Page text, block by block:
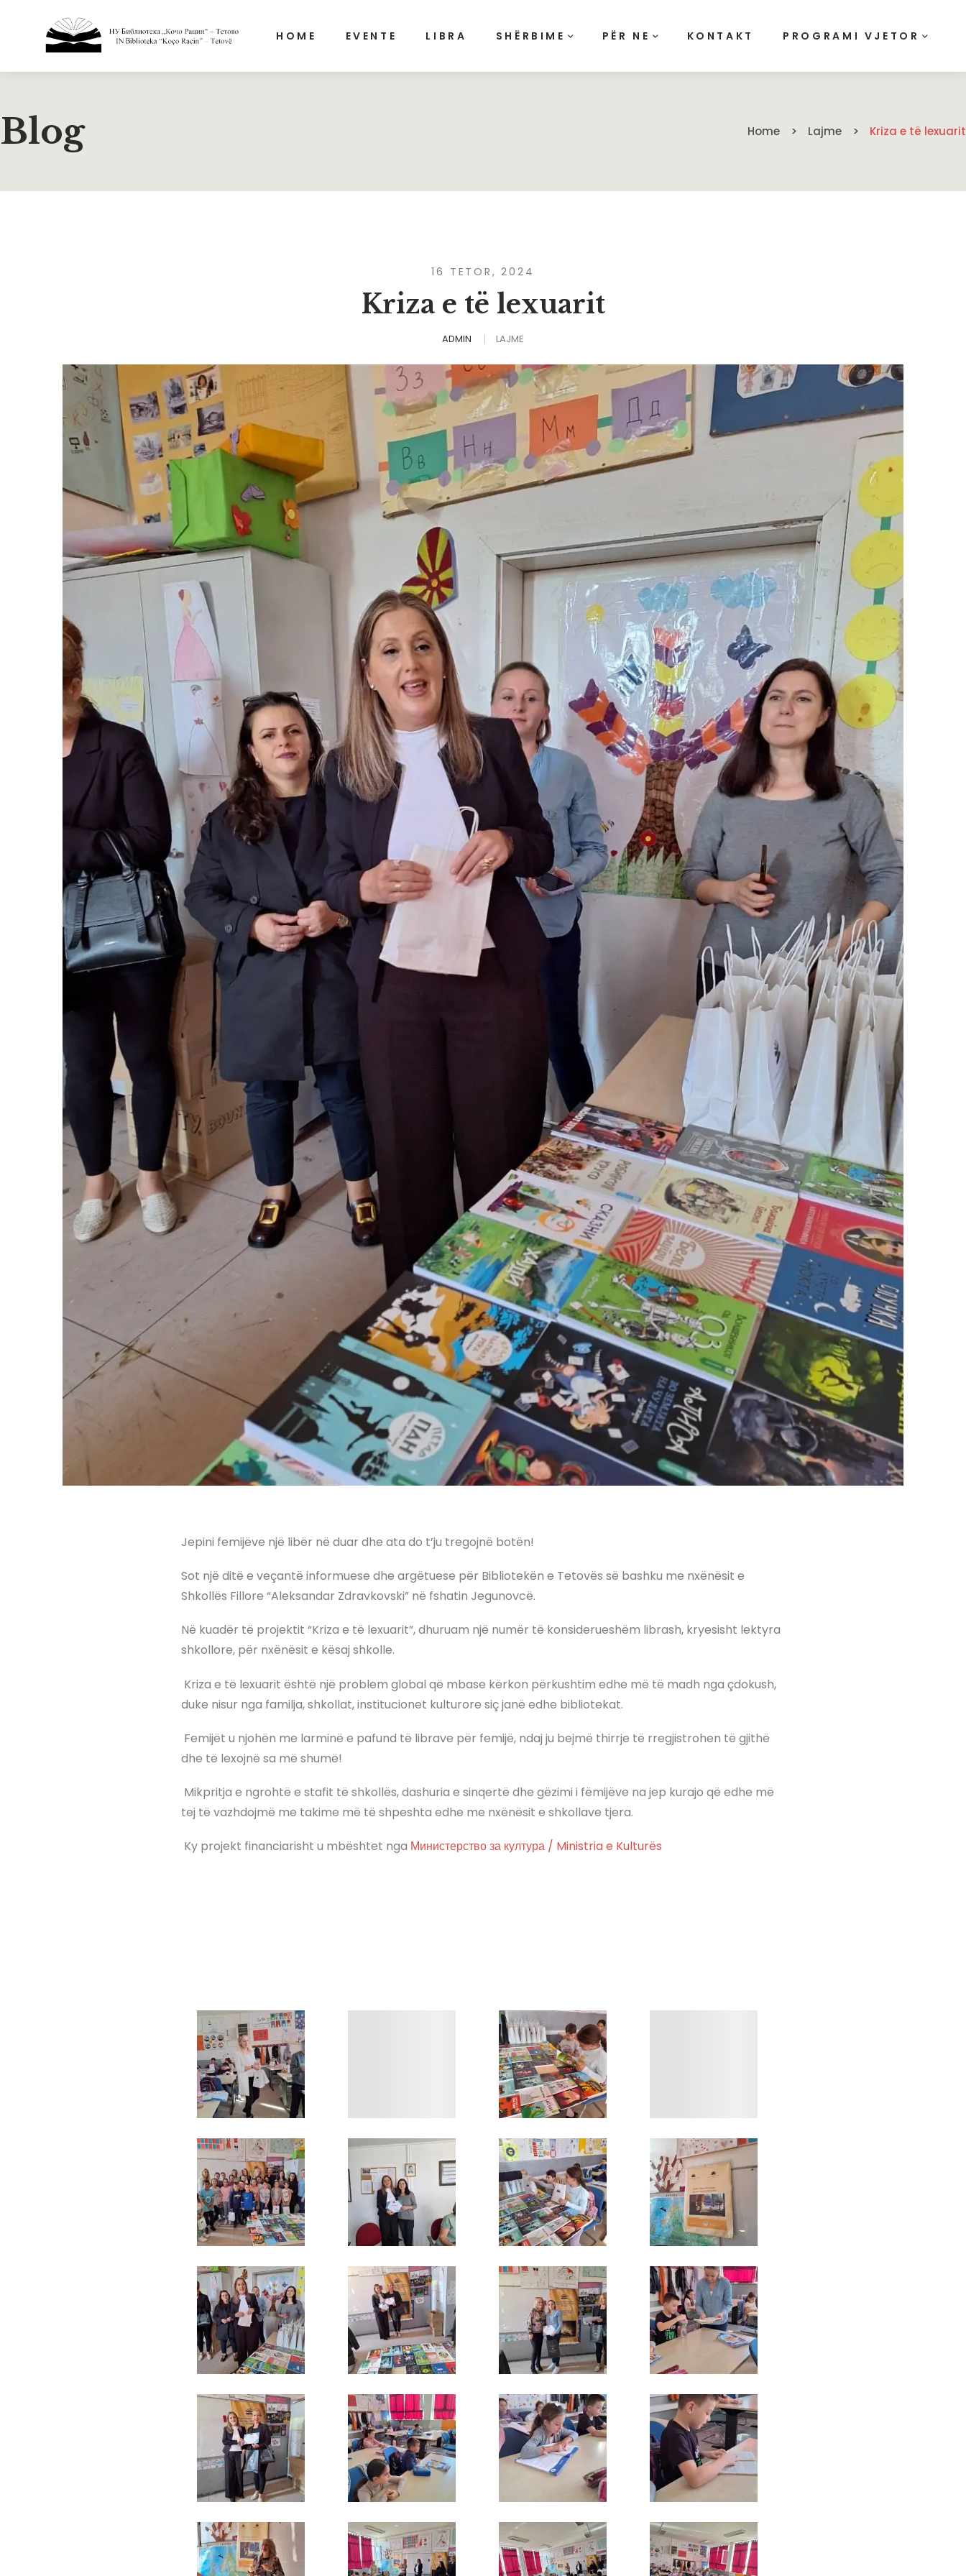
HOME EVENTE LIBRA SHËRBIME PËR NE KONTAKT PROGRAMI VJETOR
Blog Home Lajme Kriza e të lexuarit
16 TETOR, 2024
Kriza e të lexuarit
ADMIN LAJME
Jepini femijëve një libër në duar dhe ata do t’ju tregojnë botën!
Sot një ditë e veçantë informuese dhe argëtuese për Bibliotekën e Tetovës së bashku me nxënësit e
Shkollës Fillore “Aleksandar Zdravkovski” në fshatin Jegunovcë.
Në kuadër të projektit “Kriza e të lexuarit”, dhuruam një numër të konsiderueshëm librash, kryesisht lektyra
shkollore, për nxënësit e kësaj shkolle.
Kriza e të lexuarit është një problem global që mbase kërkon përkushtim edhe më të madh nga çdokush,
duke nisur nga familja, shkollat, institucionet kulturore siç janë edhe bibliotekat.
Femijët u njohën me larminë e pafund të librave për femijë, ndaj ju bejmë thirrje të rregjistrohen të gjithë
dhe të lexojnë sa më shumë!
Mikpritja e ngrohtë e stafit të shkollës, dashuria e sinqertë dhe gëzimi i fëmijëve na jep kurajo që edhe më
tej të vazhdojmë me takime më të shpeshta edhe me nxënësit e shkollave tjera.
Ky projekt financiarisht u mbështet nga Министерство за култура / Ministria e Kulturës